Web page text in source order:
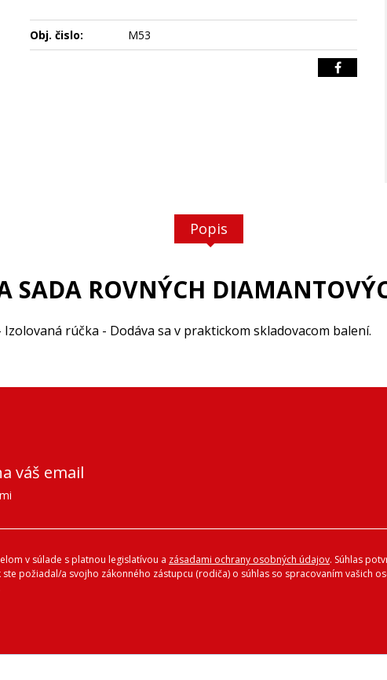
Obj. čislo: M53
Popis
SADA ROVNÝCH
Izolovaná rúčka - Dodáva sa v praktickom skladovacom balení.
váš email
v súlade s platnou legislatívou a zásadami ochrany osobných údajov. Súhlas
požiadal/a svojho zákonného zástupcu (rodiča) o súhlas so spracovaním vašich